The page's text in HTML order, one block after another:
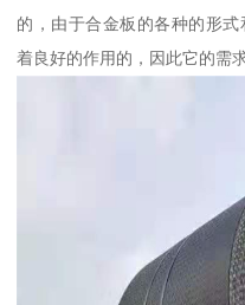
的，由于合金板的各种的形
着良好的作用的，因此它的需